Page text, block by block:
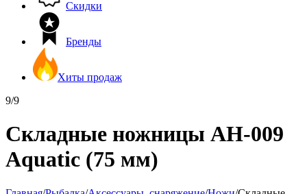
Скидки
Бренды
Хиты продаж
9/9
Складные ножницы АН-009
Aquatic (75 мм)